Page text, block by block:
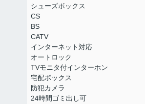
シューズボックス
CS
BS
CATV
インターネット対応
オートロック
TVモニタ付インターホン
宅配ボックス
防犯カメラ
24時間ゴミ出し可